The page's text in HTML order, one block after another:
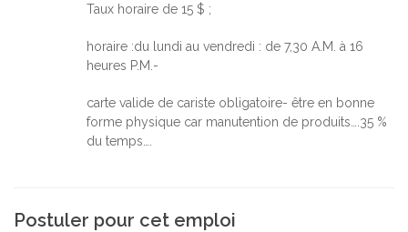
Taux horaire de 15 $ ;
horaire :du lundi au vendredi : de 7,30 A.M. à 16
heures P.M.-
carte valide de cariste obligatoire- être en bonne
forme physique car manutention de produits….35 %
du temps….
Postuler pour cet emploi